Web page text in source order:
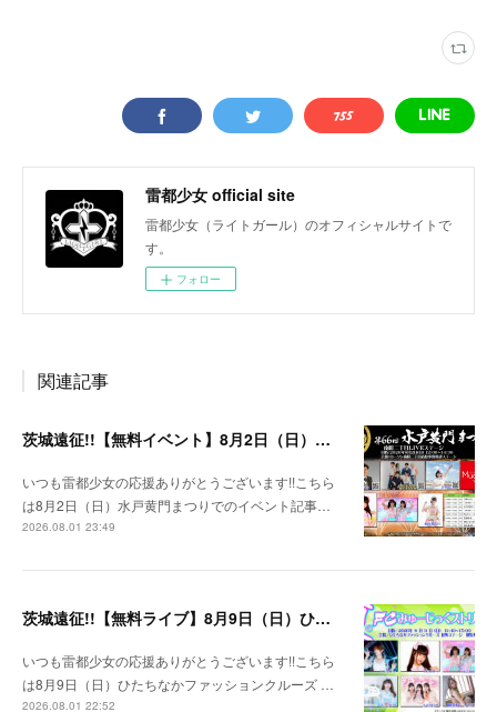
雷都少女 official site
雷都少女（ライトガール）のオフィシャルサイトで
す。
フォロー
関連記事
茨城遠征!!【無料イベント】8月2日（日）水戸黄門まつり
いつも雷都少女の応援ありがとうございます!!こちら
は8月2日（日）水戸黄門まつりでのイベント記事…
2026.08.01 23:49
茨城遠征!!【無料ライブ】8月9日（日）ひたちなかファッションクルーズ 野外ステージ
いつも雷都少女の応援ありがとうございます!!こちら
は8月9日（日）ひたちなかファッションクルーズ …
2026.08.01 22:52